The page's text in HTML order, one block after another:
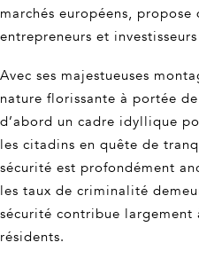
marchés européens,
entrepreneurs et
Avec ses majestueuses
nature florissante à portée
d’abord un cadre idyllique
les citadins en quête de
sécurité est profondément
les taux de criminalité
sécurité contribue
résidents.